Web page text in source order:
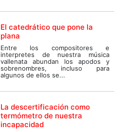
El catedrático que pone la
plana
Entre los compositores e
interpretes de nuestra música
vallenata abundan los apodos y
sobrenombres, incluso para
algunos de ellos se...
La descertificación como
termómetro de nuestra
incapacidad